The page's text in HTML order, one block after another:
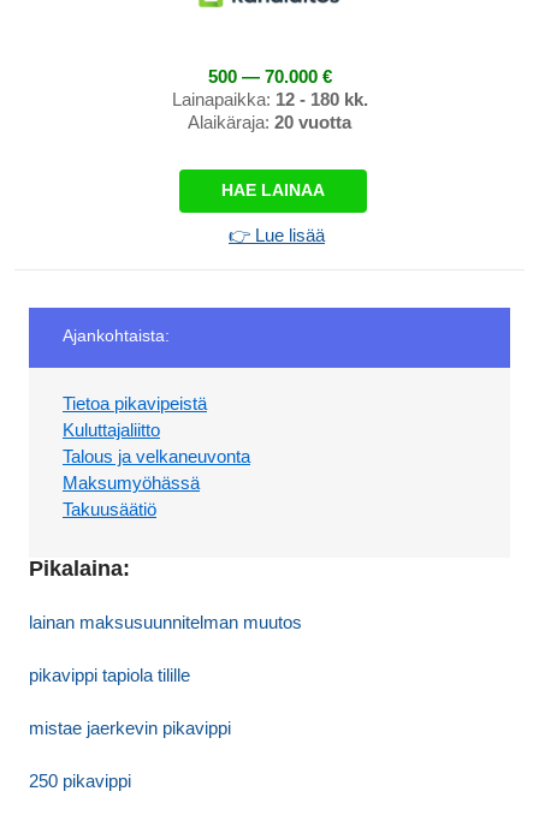
500 — 70.000 €
Lainapaikka: 12 - 180 kk.
Alaikäraja: 20 vuotta
HAE LAINAA
👉 Lue lisää
Ajankohtaista:
Tietoa pikavipeistä
Kuluttajaliitto
Talous ja velkaneuvonta
Maksumyöhässä
Takuusäätiö
Pikalaina:
lainan maksusuunnitelman muutos
pikavippi tapiola tilille
mistae jaerkevin pikavippi
250 pikavippi